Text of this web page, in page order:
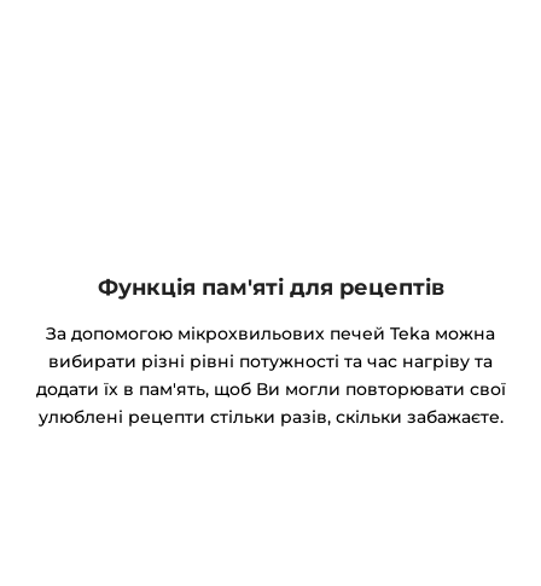
Функція пам'яті для рецептів
За допомогою мікрохвильових печей Teka можна
вибирати різні рівні потужності та час нагріву та
додати їх в пам'ять, щоб Ви могли повторювати свої
улюблені рецепти стільки разів, скільки забажаєте.